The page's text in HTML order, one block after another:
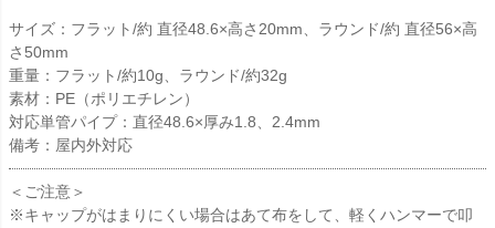
サイズ：フラット/約 直径48.6×高さ20mm、ラウンド/約 直径56×高
さ50mm
重量：フラット/約10g、ラウンド/約32g
素材：PE（ポリエチレン）
対応単管パイプ：直径48.6×厚み1.8、2.4mm
備考：屋内外対応
＜ご注意＞
※キャップがはまりにくい場合はあて布をして、軽くハンマーで叩